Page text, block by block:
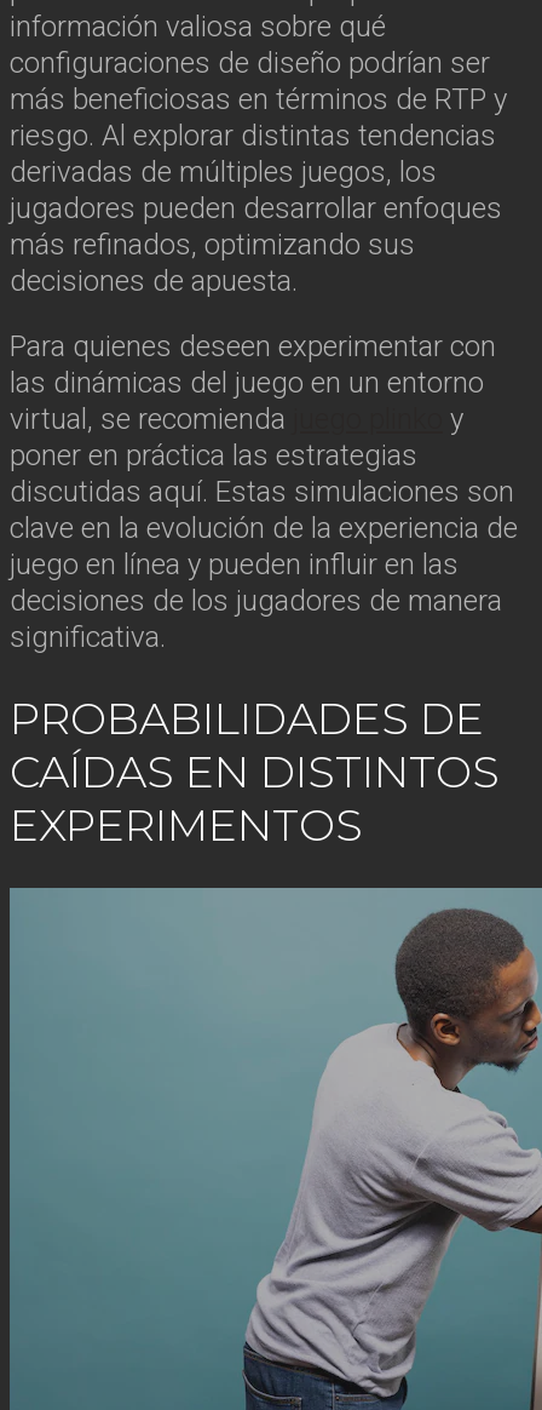
información valiosa sobre qué
configuraciones de diseño podrían ser
más beneficiosas en términos de RTP y
riesgo. Al explorar distintas tendencias
derivadas de múltiples juegos, los
jugadores pueden desarrollar enfoques
más refinados, optimizando sus
decisiones de apuesta.
Para quienes deseen experimentar con
las dinámicas del juego en un entorno
virtual, se recomienda
y
poner en práctica las estrategias
discutidas aquí. Estas simulaciones son
clave en la evolución de la experiencia de
juego en línea y pueden influir en las
decisiones de los jugadores de manera
significativa.
PROBABILIDADES DE
CAÍDAS EN DISTINTOS
EXPERIMENTOS